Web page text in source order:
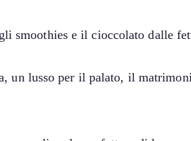
smoothies e il cioccolato dalle
un lusso per il palato, il